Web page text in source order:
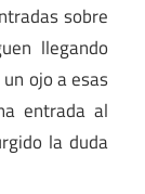
sobre
llegando
ojo a esas
entrada al
la duda